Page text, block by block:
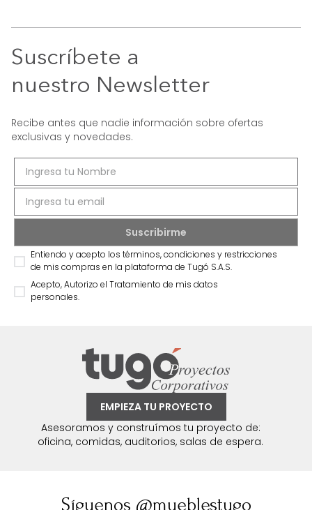
Suscríbete a
nuestro Newsletter
Recibe antes que nadie información sobre ofertas
exclusivas y novedades.
Entiendo y acepto los términos, condiciones y restricciones
de mis compras en la plataforma de Tugó S.A.S.
Acepto, Autorizo el Tratamiento de mis datos
personales.
EMPIEZA TU PROYECTO
Asesoramos y construímos tu proyecto de:
oficina, comidas, auditorios, salas de espera.
Síguenos @mueblestugo